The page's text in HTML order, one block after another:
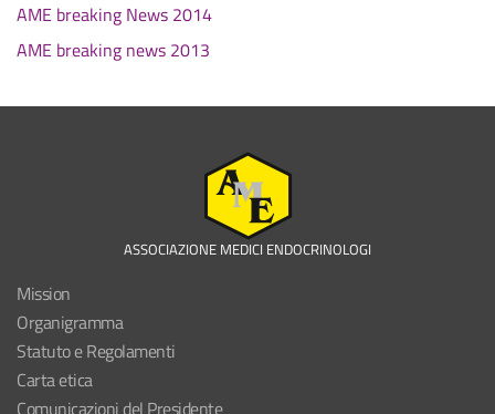
AME breaking News 2014
AME breaking news 2013
ASSOCIAZIONE MEDICI ENDOCRINOLOGI
Mission
Organigramma
Statuto e Regolamenti
Carta etica
Comunicazioni del Presidente